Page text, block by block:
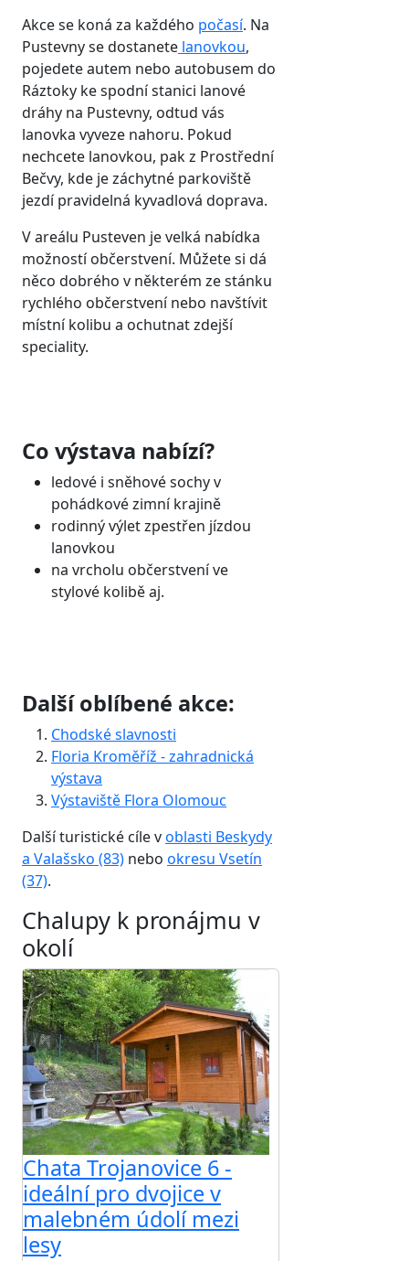
Akce se koná za každého počasí. Na
Pustevny se dostanete lanovkou,
pojedete autem nebo autobusem do
Ráztoky ke spodní stanici lanové
dráhy na Pustevny, odtud vás
lanovka vyveze nahoru. Pokud
nechcete lanovkou, pak z Prostřední
Bečvy, kde je záchytné parkoviště
jezdí pravidelná kyvadlová doprava.
V areálu Pusteven je velká nabídka
možností občerstvení. Můžete si dá
něco dobrého v některém ze stánku
rychlého občerstvení nebo navštívit
místní kolibu a ochutnat zdejší
speciality.
Co výstava nabízí?
ledové i sněhové sochy v
pohádkové zimní krajině
rodinný výlet zpestřen jízdou
lanovkou
na vrcholu občerstvení ve
stylové kolibě aj.
Další oblíbené akce:
Chodské slavnosti
Floria Kroměříž - zahradnická
výstava
Výstaviště Flora Olomouc
Další turistické cíle voblasti Beskydy
a Valašsko (83) nebo okresu Vsetín
(37).
Chalupy k pronájmu v
okolí
Chata Trojanovice 6 -
ideální pro dvojice v
malebném údolí mezi
lesy